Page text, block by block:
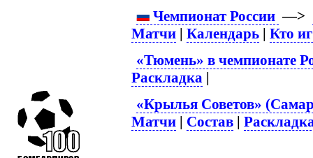
Чемпионат России —>
Матчи |Календарь |Кто
«Тюмень» в чемпионате
Раскладка |
«Крылья Советов»
Матчи | Состав |